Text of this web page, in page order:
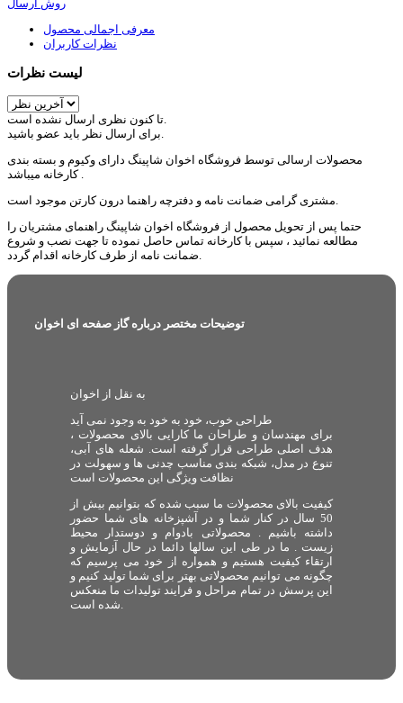
روش ارسال
معرفی اجمالی محصول
نظرات کاربران
لیست نظرات
محصولات ارسالی توسط فروشگاه اخوان شاپینگ دارای وکیوم و بسته بندی
کارخانه میباشد .
حتما پس از تحویل محصول از فروشگاه اخوان شاپینگ راهنمای مشتریان را
مطالعه نمائید ، سپس با کارخانه تماس حاصل نموده تا جهت نصب و شروع
توضیحات مختصر درباره گاز صفحه ای اخوان
به نقل از اخوان
طراحی خوب، خود به خود به وجود نمی آید
برای مهندسان و طراحان ما کارایی بالای محصولات ،
هدف اصلی طراحی قرار گرفته است. شعله های آبی،
تنوع در مدل، شبکه بندی مناسب چدنی ها و سهولت در
نظافت ویژگی این محصولات است
کیفیت بالای محصولات ما سبب شده که بتوانیم بیش از
50 سال در کنار شما و در آشپزخانه های شما حضور
داشته باشیم . محصولاتی بادوام و دوستدار محیط
زیست . ما در طی این سالها دائما در حال آزمایش و
ارتقاء کیفیت هستیم و همواره از خود می پرسیم که
چگونه می توانیم محصولاتی بهتر برای شما تولید کنیم و
این پرسش در تمام مراحل و فرایند تولیدات ما منعکس
شده است.